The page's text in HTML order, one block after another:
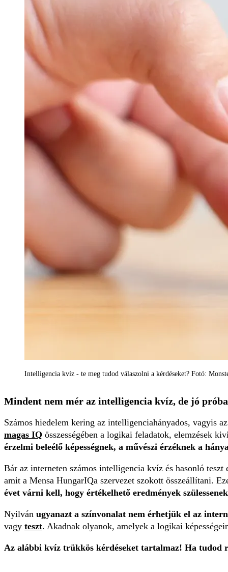
Intelligencia kvíz - te meg tudod válaszolni a kérdéseket? Fotó:
Mindent nem mér az intelligencia kvíz, de jó
Számos hiedelem kering az intelligenciahányados, vagyis
magas IQ összességében a logikai feladatok, elemzések
érzelmi beleélő képességnek, a művészi érzéknek a
Bár az interneten számos intelligencia kvíz és hasonló teszt
amit a Mensa HungarIQa szervezet szokott összeállítani.
évet várni kell, hogy értékelhető eredmények
Nyilván ugyanazt a színvonalat nem érhetjük el az
vagy teszt. Akadnak olyanok, amelyek a logikai
Az alábbi kvíz trükkös kérdéseket tartalmaz! Ha tudod